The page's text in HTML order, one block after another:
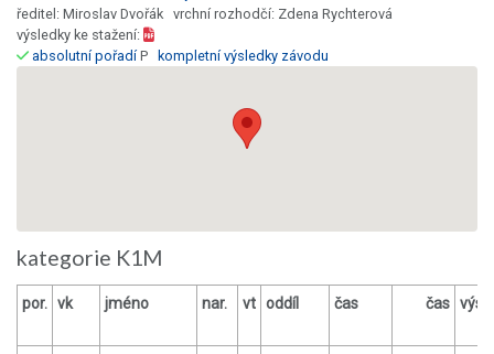
ředitel: Miroslav Dvořák vrchní rozhodčí: Zdena Rychterová
výsledky ke stažení:
absolutní pořadíP kompletní výsledky závodu
kategorie K1M
por. vk jméno nar. vt oddíl čas čas